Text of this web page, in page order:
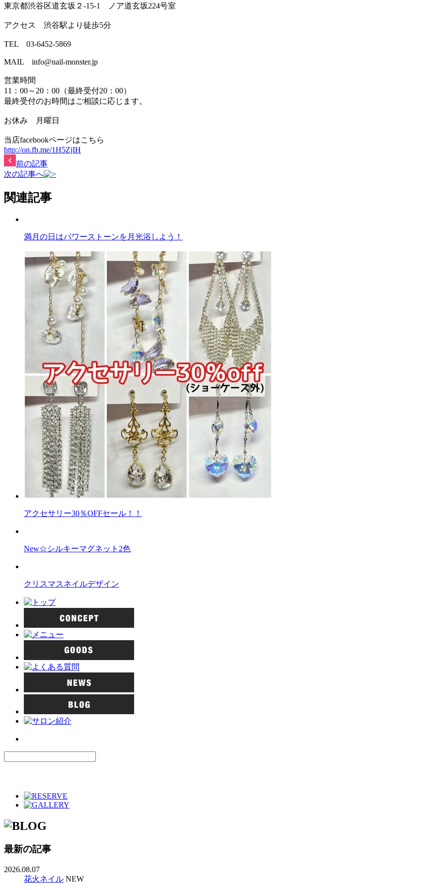
東京都渋谷区道玄坂２-15-1 ノア道玄坂224号室
アクセス 渋谷駅より徒歩5分
TEL 03-6452-5869
MAIL info@nail-monster.jp
営業時間
11：00～20：00（最終受付20：00）
最終受付のお時間はご相談に応じます。
お休み 月曜日
当店facebookページはこちら
http://on.fb.me/1H5ZjIH
前の記事
次の記事へ
関連記事
満月の日はパワーストーンを月光浴しよう！
アクセサリー30％OFFセール！！
New☆シルキーマグネット2色
クリスマスネイルデザイン
最新の記事
2026.08.07
花火ネイル NEW